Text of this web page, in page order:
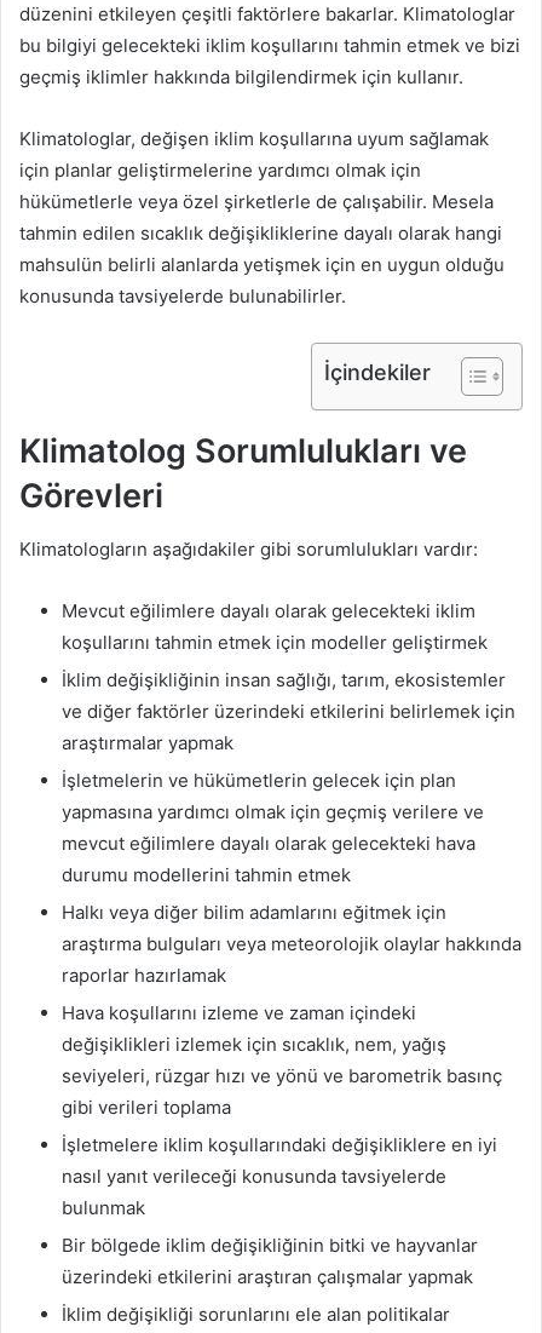
düzenini etkileyen çeşitli faktörlere bakarlar. Klimatologlar
bu bilgiyi gelecekteki iklim koşullarını tahmin etmek ve bizi
geçmiş iklimler hakkında bilgilendirmek için kullanır.
Klimatologlar, değişen iklim koşullarına uyum sağlamak
için planlar geliştirmelerine yardımcı olmak için
hükümetlerle veya özel şirketlerle de çalışabilir. Mesela
tahmin edilen sıcaklık değişikliklerine dayalı olarak hangi
mahsulün belirli alanlarda yetişmek için en uygun olduğu
konusunda tavsiyelerde bulunabilirler.
İçindekiler
Klimatolog Sorumlulukları ve
Görevleri
Klimatologların aşağıdakiler gibi sorumlulukları vardır:
Mevcut eğilimlere dayalı olarak gelecekteki iklim
koşullarını tahmin etmek için modeller geliştirmek
İklim değişikliğinin insan sağlığı, tarım, ekosistemler
ve diğer faktörler üzerindeki etkilerini belirlemek için
araştırmalar yapmak
İşletmelerin ve hükümetlerin gelecek için plan
yapmasına yardımcı olmak için geçmiş verilere ve
mevcut eğilimlere dayalı olarak gelecekteki hava
durumu modellerini tahmin etmek
Halkı veya diğer bilim adamlarını eğitmek için
araştırma bulguları veya meteorolojik olaylar hakkında
raporlar hazırlamak
Hava koşullarını izleme ve zaman içindeki
değişiklikleri izlemek için sıcaklık, nem, yağış
seviyeleri, rüzgar hızı ve yönü ve barometrik basınç
gibi verileri toplama
İşletmelere iklim koşullarındaki değişikliklere en iyi
nasıl yanıt verileceği konusunda tavsiyelerde
bulunmak
Bir bölgede iklim değişikliğinin bitki ve hayvanlar
üzerindeki etkilerini araştıran çalışmalar yapmak
İklim değişikliği sorunlarını ele alan politikalar